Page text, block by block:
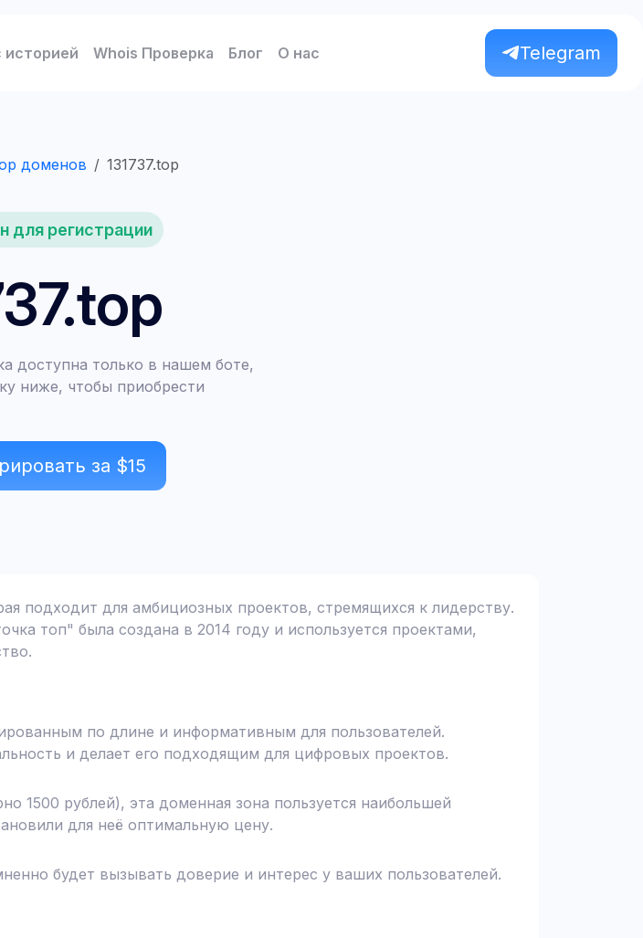
Whois Проверка Блог О нас Telegram
доменов 131737.top
для регистрации
доступна только в нашем боте,
ниже, чтобы приобрести
за $15
подходит для амбициозных проектов, стремящихся к лидерству.
топ" была создана в 2014 году и используется проектами,
по длине и информативным для пользователей.
и делает его подходящим для цифровых проектов.
1500 рублей), эта доменная зона пользуется наибольшей
для неё оптимальную цену.
будет вызывать доверие и интерес у ваших пользователей.